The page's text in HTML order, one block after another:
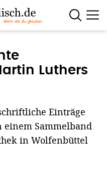
Luthers
Einträge
Sammelband
in Wolfenbüttel